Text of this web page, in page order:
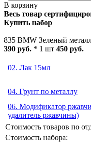
В корзину
Весь товар
Купить набор
835 BMW Зеленый
390 руб. * 1 шт 450 руб.
02. Лак 15мл
04. Грунт по металлу
06. Модификатор
удалитель ржавчины)
Стоимость товаров по
Стоимость набора: